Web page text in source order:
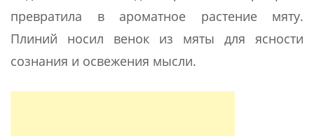
превратила в ароматное растение мяту.
Плиний носил венок из мяты для ясности
сознания и освежения мысли.